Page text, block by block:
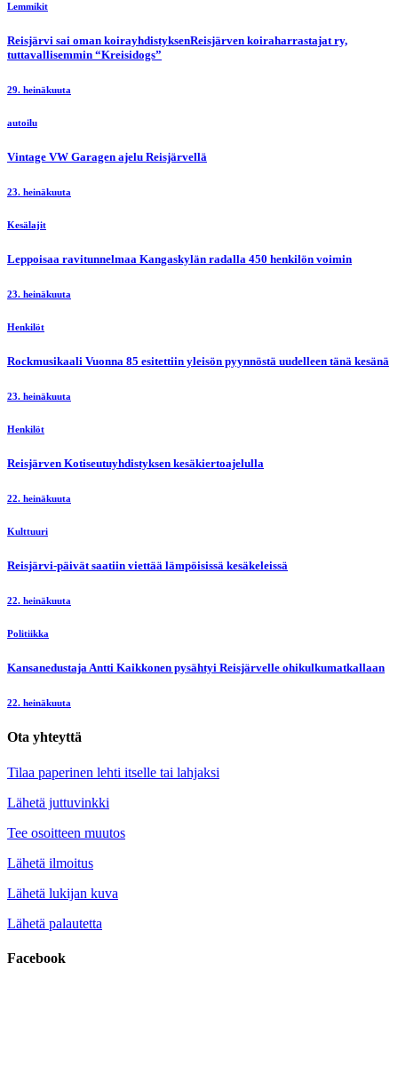
Lemmikit
Reisjärvi sai oman koirayhdistyksenReisjärven koiraharrastajat ry,
tuttavallisemmin “Kreisidogs”
29. heinäkuuta
autoilu
Vintage VW Garagen ajelu Reisjärvellä
23. heinäkuuta
Kesälajit
Leppoisaa ravitunnelmaa Kangaskylän radalla 450 henkilön voimin
23. heinäkuuta
Henkilöt
Rockmusikaali Vuonna 85 esitettiin yleisön pyynnöstä uudelleen tänä kesänä
23. heinäkuuta
Henkilöt
Reisjärven Kotiseutuyhdistyksen kesäkiertoajelulla
22. heinäkuuta
Kulttuuri
Reisjärvi-päivät saatiin viettää lämpöisissä kesäkeleissä
22. heinäkuuta
Politiikka
Kansanedustaja Antti Kaikkonen pysähtyi Reisjärvelle ohikulkumatkallaan
22. heinäkuuta
Ota yhteyttä
Tilaa paperinen lehti itselle tai lahjaksi
Lähetä juttuvinkki
Tee osoitteen muutos
Lähetä ilmoitus
Lähetä lukijan kuva
Lähetä palautetta
Facebook